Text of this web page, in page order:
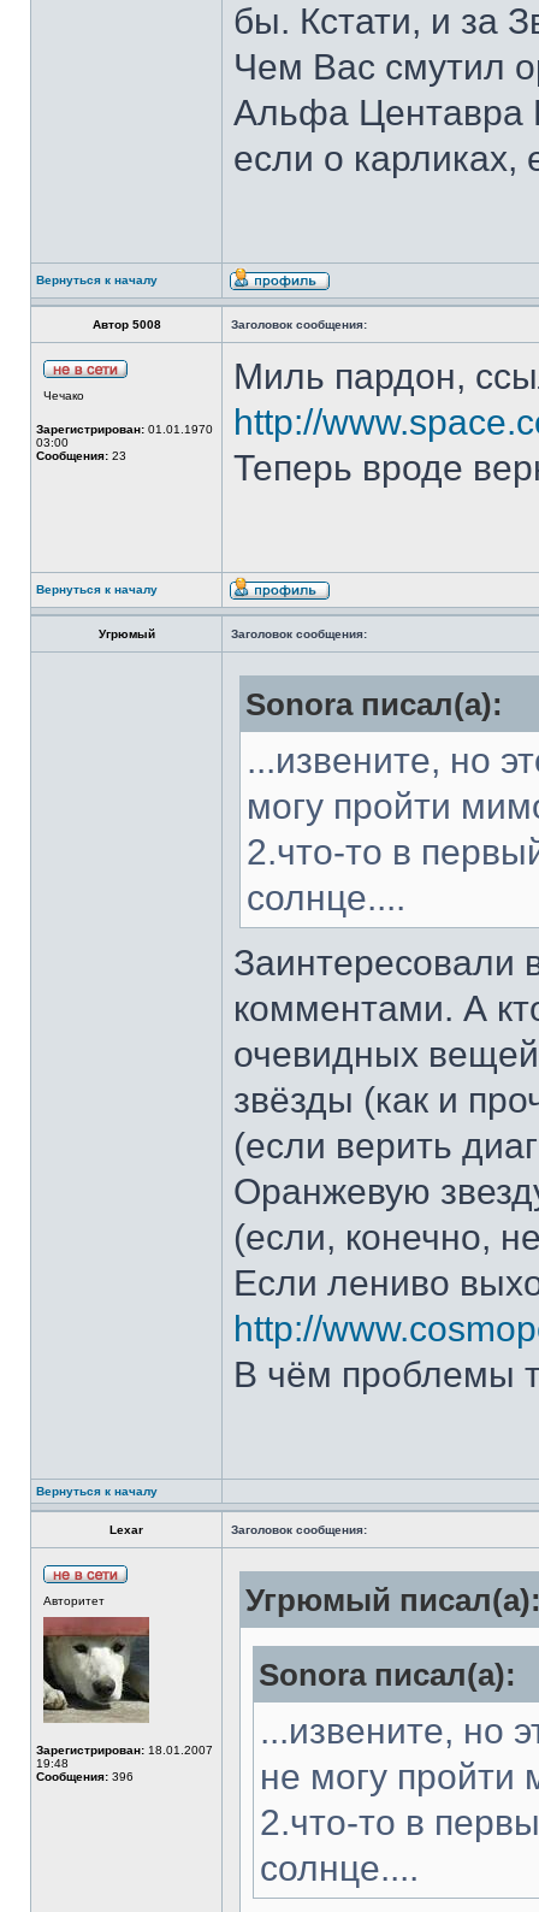
бы. Кстати, и за
Чем Вас смутил
Альфа Центавра
если о
Вернуться к началу
Автор 5008 Заголовок сообщения:
Чечако
Зарегистрирован: 01.01.1970
03:00
Сообщения: 23
Миль пардон,
http://
Теперь вроде
Вернуться к началу
Угрюмый Заголовок сообщения:
Sonora писал(а):
...извените, но
могу пройти
2.что-то в
солнце....
Заинтересовали
комментами. А
очевидных
звёзды (как и
(если верить
Оранжевую
(если, конечно,
Если лениво
http://
В чём проблемы
Вернуться к началу
Lexar Заголовок сообщения:
Авторитет
Зарегистрирован: 18.01.2007
19:48
Сообщения: 396
Угрюмый
Sonora писал(а):
...извените, но
не могу пройти
2.что-то в
солнце....